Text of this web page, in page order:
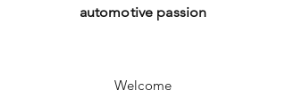
automotive passion
Welcome